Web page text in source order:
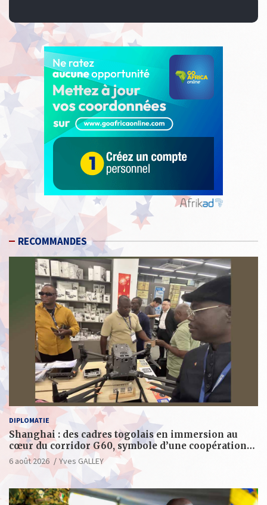
RECOMMANDES
DIPLOMATIE
Shanghai : des cadres togolais en immersion au
cœur du corridor G60, symbole d’une coopération
sino-togolaise axée sur l’excellence et le leadership
d’impact
6 août 2026 Yves GALLEY